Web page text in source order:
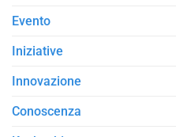
Evento
Iniziative
Innovazione
Conoscenza